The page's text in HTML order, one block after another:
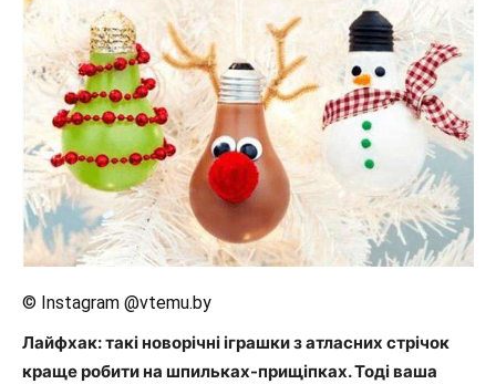
© Instagram @vtemu.by
Лайфхак: такі новорічні іграшки з атласних стрічок
краще робити на шпильках-прищіпках. Тоді ваша